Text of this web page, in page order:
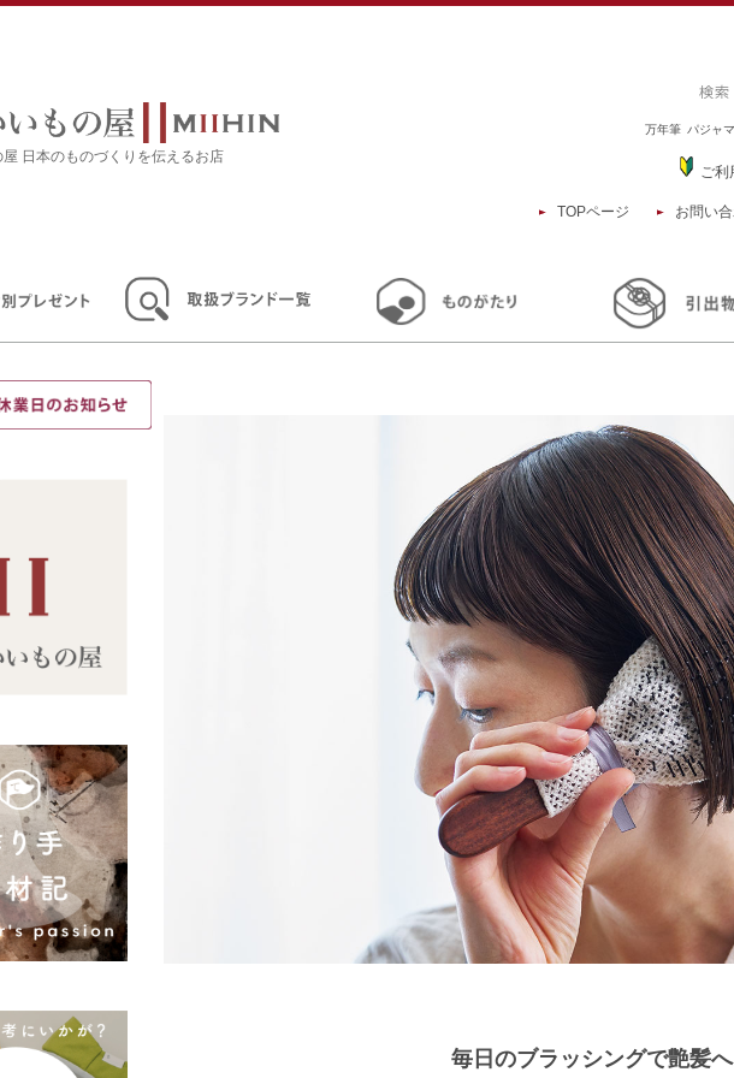
屋 日本のものづくりを伝えるお店
万年筆 パジャマ
ご利
TOPページ お問い
毎日のブラッシングで艶髪